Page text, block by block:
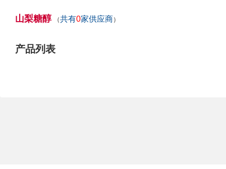
山梨糖醇（共有0家供应商）
产品列表